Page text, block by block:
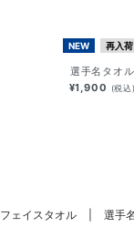
NEW 再入荷
選手名タオル
¥1,900 (税込)
フェイスタオル 選手